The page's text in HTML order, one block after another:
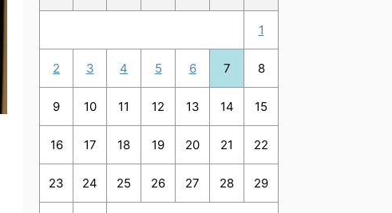
1
2 3 4 5 6 7 8
9 10 11 12 13 14 15
16 17 18 19 20 21 22
23 24 25 26 27 28 29